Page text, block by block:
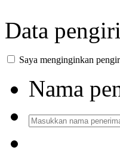
Data
Saya menginginkan
Nama